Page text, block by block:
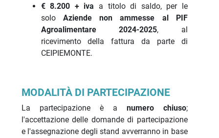
€ 8.200 + iva a titolo di saldo, per le
solo Aziende
non ammesse al PIF
Agroalimentare 2024-2025, al
ricevimento della fattura da parte di
CEIPIEMONTE.
MODALITÀ DI PARTECIPAZIONE
La partecipazione è a numero chiuso;
l'accettazione delle domande di partecipazione
e l'assegnazione degli stand avverranno in base